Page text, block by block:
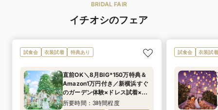
＜期間限定の内容充実パックプラン＞
【少人数会食プラン：83万円～】
■■専属プランナーが安心サポートいたします■■
BRIDAL FAIR
イチオシのフェア
試食会 衣装試着 特典あり
直前OK＼8月BIG*150万特典＆
Amazon1万円付き／新横浜すぐ
のガーデン体験×ドレス試着×ト
リュフ香る牛フィレ試食
所要時間：3時間程度
試食会 衣装試着